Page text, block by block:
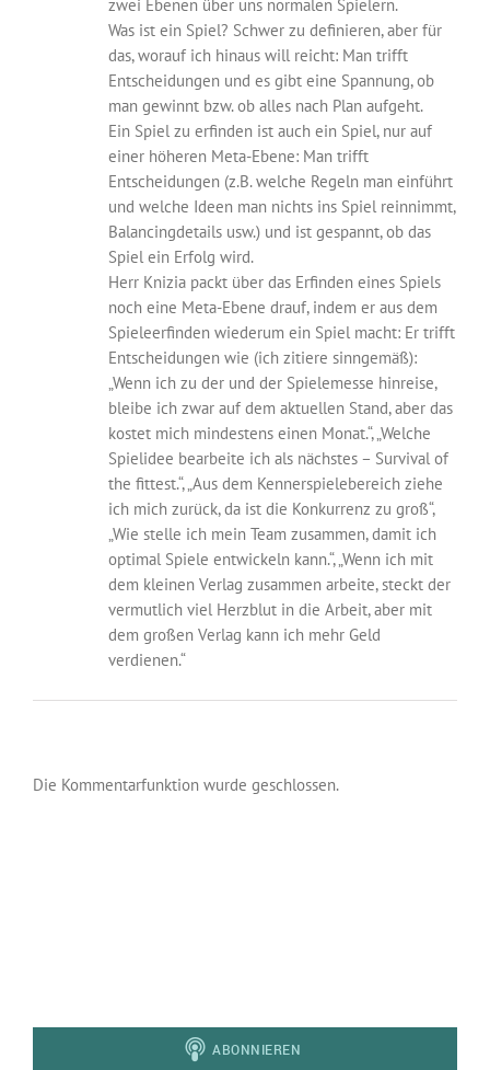
zwei Ebenen über uns normalen Spielern.
Was ist ein Spiel? Schwer zu definieren, aber für
das, worauf ich hinaus will reicht: Man trifft
Entscheidungen und es gibt eine Spannung, ob
man gewinnt bzw. ob alles nach Plan aufgeht.
Ein Spiel zu erfinden ist auch ein Spiel, nur auf
einer höheren Meta-Ebene: Man trifft
Entscheidungen (z.B. welche Regeln man einführt
und welche Ideen man nichts ins Spiel reinnimmt,
Balancingdetails usw.) und ist gespannt, ob das
Spiel ein Erfolg wird.
Herr Knizia packt über das Erfinden eines Spiels
noch eine Meta-Ebene drauf, indem er aus dem
Spieleerfinden wiederum ein Spiel macht: Er trifft
Entscheidungen wie (ich zitiere sinngemäß):
„Wenn ich zu der und der Spielemesse hinreise,
bleibe ich zwar auf dem aktuellen Stand, aber das
kostet mich mindestens einen Monat.“, „Welche
Spielidee bearbeite ich als nächstes – Survival of
the fittest.“, „Aus dem Kennerspielebereich ziehe
ich mich zurück, da ist die Konkurrenz zu groß“,
„Wie stelle ich mein Team zusammen, damit ich
optimal Spiele entwickeln kann.“, „Wenn ich mit
dem kleinen Verlag zusammen arbeite, steckt der
vermutlich viel Herzblut in die Arbeit, aber mit
dem großen Verlag kann ich mehr Geld
verdienen.“
Die Kommentarfunktion wurde geschlossen.